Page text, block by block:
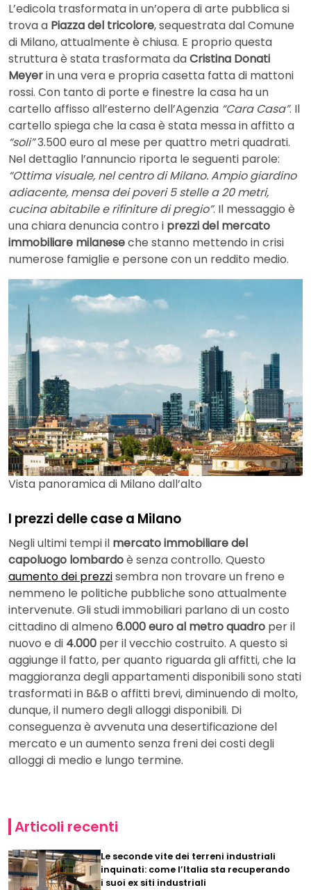
L’edicola trasformata in un’opera di arte pubblica si
trova a Piazza del tricolore, sequestrata dal Comune
di Milano, attualmente è chiusa. E proprio questa
struttura è stata trasformata daCristina Donati
Meyerin una vera e propria casetta fatta di mattoni
rossi. Con tanto di porte e finestre la casa ha un
cartello affisso all’esterno dell’Agenzia “Cara Casa”. Il
cartello spiega che la casa è stata messa in affitto a
“soli”3.500 euro al mese per quattro metri quadrati.
Nel dettaglio l’annuncio riporta le seguenti parole:
“Ottima visuale, nel centro di Milano. Ampio giardino
adiacente, mensa dei poveri 5 stelle a 20 metri,
cucina abitabile e rifiniture di pregio”. Il messaggio è
una chiara denuncia contro i prezzi del mercato
immobiliare milaneseche stanno mettendo in crisi
numerose famiglie e persone con un reddito medio.
Vista panoramica di Milano dall’alto
I prezzi delle case a Milano
Negli ultimi tempi il mercato immobiliare del
capoluogo lombardoè senza controllo. Questo
aumento dei prezzisembra non trovare un freno e
nemmeno le politiche pubbliche sono attualmente
intervenute. Gli studi immobiliari parlano di un costo
cittadino di almeno 6.000 euro al metro quadro per il
nuovo e di 4.000 per il vecchio costruito. A questo si
aggiunge il fatto, per quanto riguarda gli affitti, che la
maggioranza degli appartamenti disponibili sono stati
trasformati in B&B o affitti brevi, diminuendo di molto,
dunque, il numero degli alloggi disponibili. Di
conseguenza è avvenuta una desertificazione del
mercato e un aumento senza freni dei costi degli
alloggi di medio e lungo termine.
Articoli recenti
Le seconde vite dei terreni industriali
inquinati: come l’Italia sta recuperando
i suoi ex siti industriali